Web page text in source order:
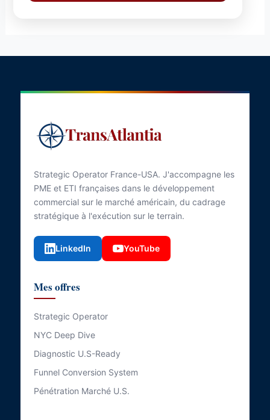
Strategic Operator France-USA. J'accompagne les
PME et ETI françaises dans le développement
commercial sur le marché américain, du cadrage
stratégique à l'exécution sur le terrain.
LinkedIn YouTube
Mes offres
Strategic Operator
NYC Deep Dive
Diagnostic U.S-Ready
Funnel Conversion System
Pénétration Marché U.S.